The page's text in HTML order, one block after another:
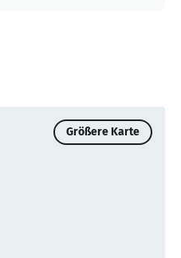
Größere Karte